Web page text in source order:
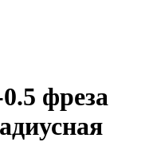
фреза